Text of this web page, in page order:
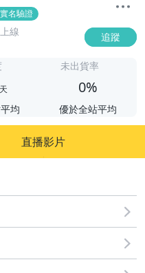
實名驗證
線 追蹤
天
均
未出貨率
0%
優於全站平均
直播影片